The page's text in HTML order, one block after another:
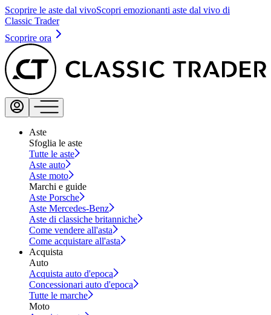
Scoprire le aste dal vivoScopri emozionanti aste dal vivo di
Classic Trader
Scoprire ora
Aste
Sfoglia le aste
Tutte le aste
Aste auto
Aste moto
Marchi e guide
Aste Porsche
Aste Mercedes-Benz
Aste di classiche britanniche
Come vendere all'asta
Come acquistare all'asta
Acquista
Auto
Acquista auto d'epoca
Concessionari auto d'epoca
Tutte le marche
Moto